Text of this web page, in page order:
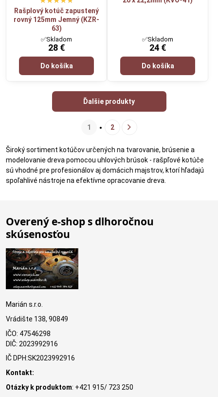
Rašplový kotúč zapustený
rovný 125mm Jemný (KZR-
63)
✅Skladom
28 €
Do košíka
✅Skladom
24 €
Do košíka
Ďalšie produkty
1 2
Široký sortiment kotúčov určených na tvarovanie, brúsenie a
modelovanie dreva pomocou uhlových brúsok - rašpľové kotúče
sú vhodné pre profesionálov aj domácich majstrov, ktorí hľadajú
spoľahlivé nástroje na efektívne opracovanie dreva.
Overený e-shop s dlhoročnou
skúsenosťou
Marián s.r.o.
Vrádište 138, 90849
IČO: 47546298
DIČ: 2023992916
IČ DPH:SK2023992916
Kontakt:
Otázky k produktom: +421 915/ 723 250